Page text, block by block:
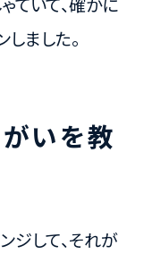
ました。
いを教
ジして、それが